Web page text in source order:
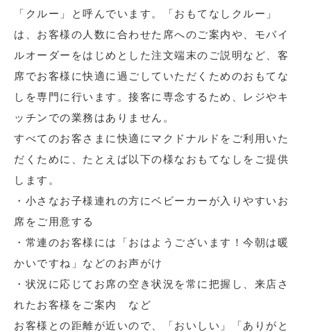
「クルー」と呼んでいます。「おもてなしクルー」
は、お客様の人数に合わせた席へのご案内や、モバイ
ルオーダーをはじめとした注文端末のご説明など、客
席でお客様に快適に過ごしていただくためのおもてな
しを専門に行います。接客に専念するため、レジやキ
ッチンでの業務はありません。
すべてのお客さまに快適にマクドナルドをご利用いた
だくために、たとえば以下の様なおもてなしをご提供
します。
・小さなお子様連れの方にベビーカーが入りやすいお
席をご用意する
・常連のお客様には「おはようございます！今朝は暖
かいですね」などのお声がけ
・状況に応じてお席の空き状況を常に把握し、来店さ
れたお客様をご案内 など
お客様との距離が近いので、「おいしい」「ありがと